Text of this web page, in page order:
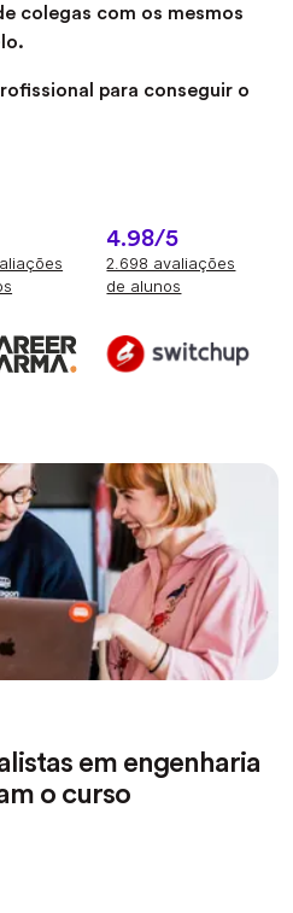
colegas com os mesmos
para conseguir o
4.98/5
2.698 avaliações
de alunos
em engenharia
o curso